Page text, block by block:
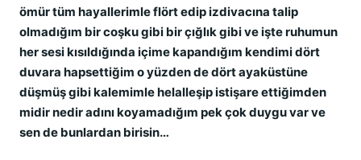
ömür tüm hayallerimle flört edip izdivacına talip
olmadığım bir coşku gibi bir çığlık gibi ve işte ruhumun
her sesi kısıldığında içime kapandığım kendimi dört
duvara hapsettiğim o yüzden de dört ayaküstüne
düşmüş gibi kalemimle helalleşip istişare ettiğimden
midir nedir adını koyamadığım pek çok duygu var ve
sen de bunlardan birisin…